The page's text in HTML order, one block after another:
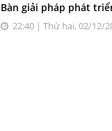
Bàn giải pháp phát
22:40 | Thứ hai, 02/12/